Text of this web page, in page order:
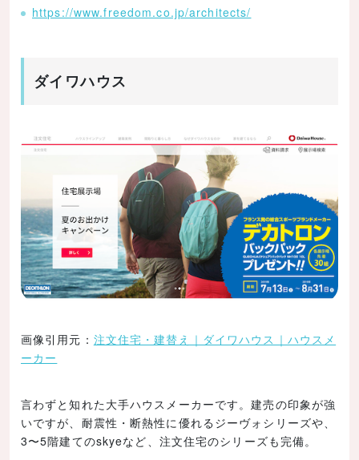
https://www.freedom.co.jp/architects/
ダイワハウス
画像引用元： 注文住宅・建替え｜ダイワハウス｜ハウスメ
ーカー
言わずと知れた大手ハウスメーカーです。建売の印象が強
いですが、耐震性・断熱性に優れるジーヴォシリーズや、
3〜5階建てのskyeなど、注文住宅のシリーズも完備。